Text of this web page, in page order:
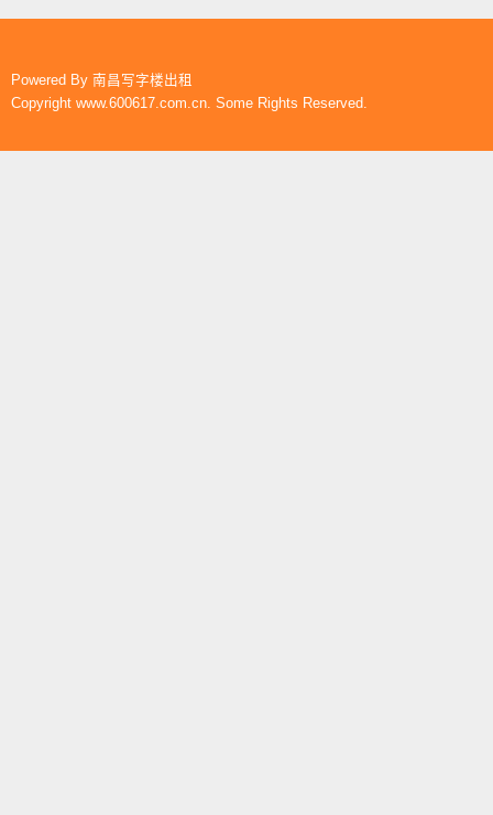
Powered By 南昌写字楼出租
Copyright www.600617.com.cn. Some Rights Reserved.